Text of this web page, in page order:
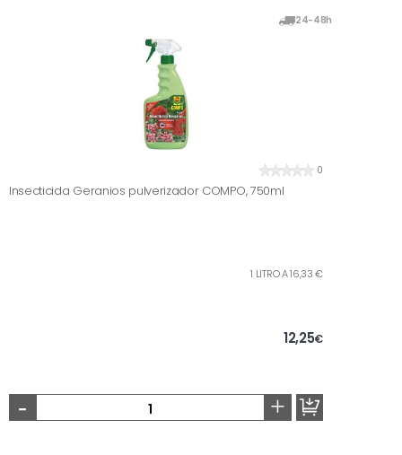
24-48h
0
Insecticida Geranios pulverizador COMPO, 750ml
1 LITRO A 16,33 €
12,25€
- +